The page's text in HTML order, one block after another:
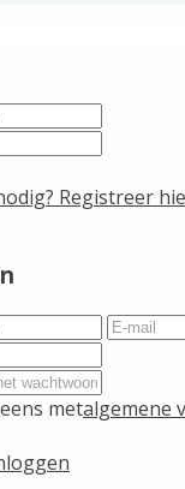
Registreer
metalgemene